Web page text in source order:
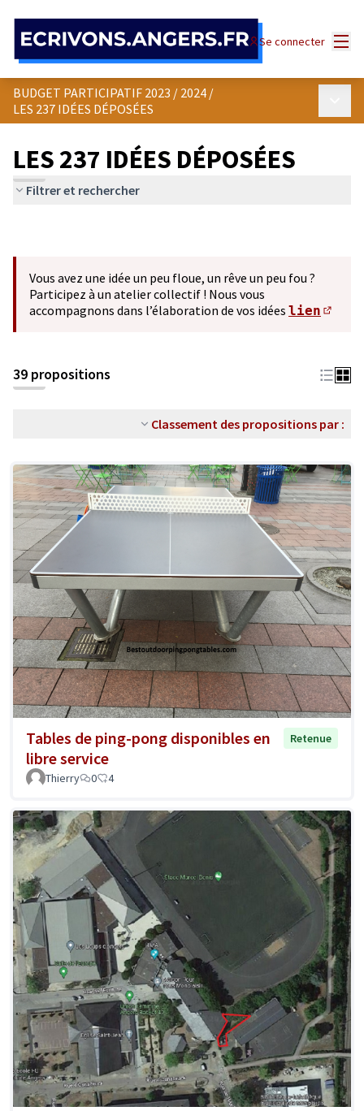
Se connecter
BUDGET PARTICIPATIF 2023 / 2024 /
LES 237 IDÉES DÉPOSÉES
LES 237 IDÉES DÉPOSÉES
Filtrer et rechercher
Vous avez une idée un peu floue, un rêve un peu fou ?
Participez à un atelier collectif ! Nous vous
accompagnons dans l’élaboration de vos idées lien
39 propositions
Classement des propositions par :
Tables de ping-pong disponibles en
libre service
Retenue
Thierry 0 4